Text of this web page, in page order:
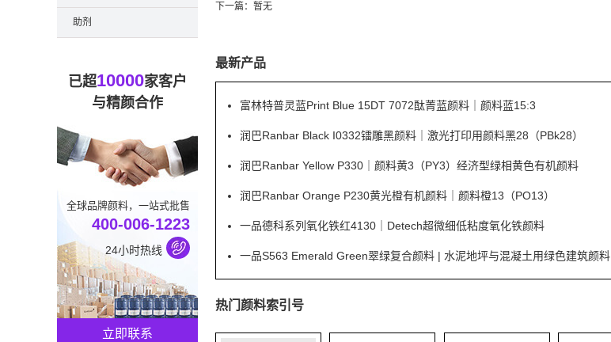
下一篇：暂无
最新产品
富林特普灵蓝Print Blue 15DT 7072酞菁蓝颜料｜颜料蓝15:3
润巴Ranbar Black I0332镭雕黑颜料｜激光打印用颜料黑28（PBk28）
润巴Ranbar Yellow P330｜颜料黄3（PY3）经济型绿相黄色有机颜料
润巴Ranbar Orange P230黄光橙有机颜料｜颜料橙13（PO13）
一品德科系列氧化铁红4130｜Detech超微细低粘度氧化铁颜料
一品S563 Emerald Green翠绿复合颜料 | 水泥地坪与混凝土用绿色建筑颜料
热门颜料索引号
助剂
已超10000家客户
与精颜合作
全球品牌颜料，一站式批售
400-006-1223
24小时热线
立即联系